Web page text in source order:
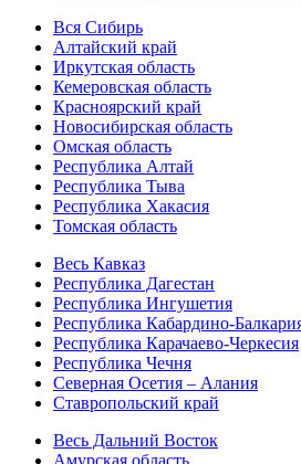
Вся Сибирь
Алтайский край
Иркутская область
Кемеровская область
Красноярский край
Новосибирская область
Омская область
Республика Алтай
Республика Тыва
Республика Хакасия
Томская область
Весь Кавказ
Республика Дагестан
Республика Ингушетия
Республика Кабардино-
Республика Карачаево-Черкесия
Республика Чечня
Северная Осетия – Алания
Ставропольский край
Весь Дальний Восток
Амурская область